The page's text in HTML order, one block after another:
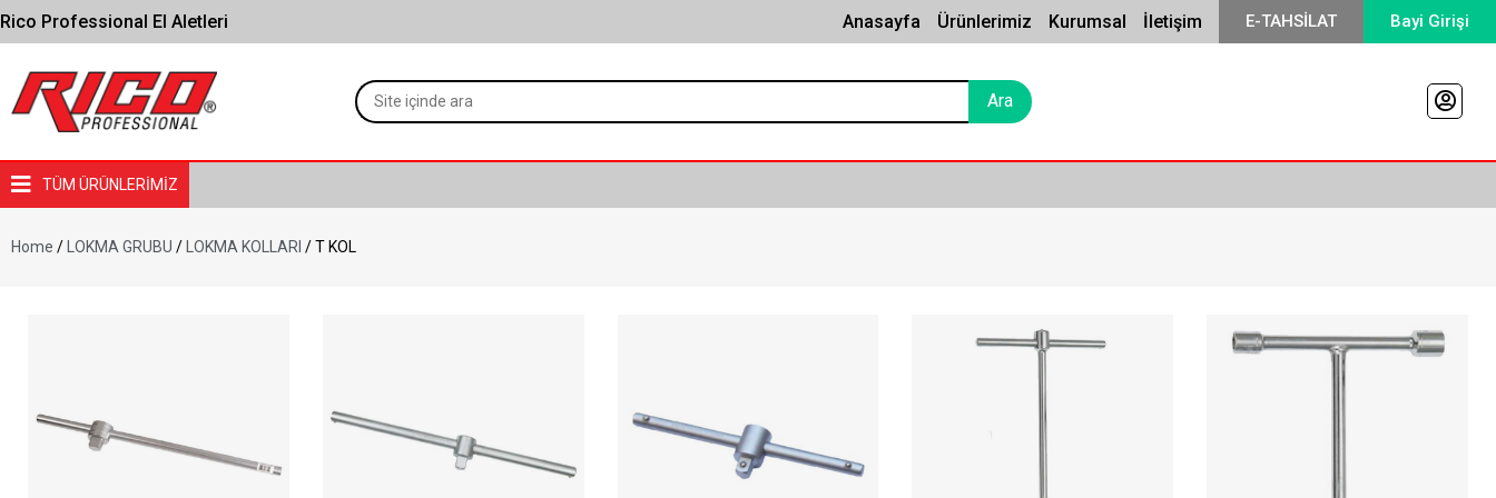
Rico Professional El Aletleri Anasayfa Ürünlerimiz Kurumsal İletişim E-TAHSİLAT Bayi Girişi
TÜM ÜRÜNLERİMİZ
Home /LOKMA GRUBU /LOKMA KOLLARI / T KOL